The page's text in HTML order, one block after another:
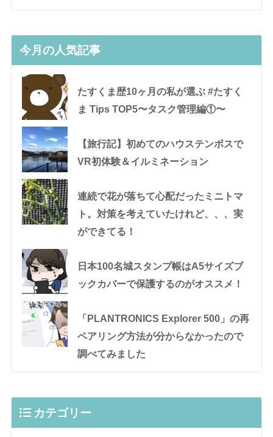
今月の人気記事
たすくま歴10ヶ月の私が選ぶ #たすく
ま Tips TOP5〜タスク管理編①〜
【旅行記】初めてのハウステンボスで
VR初体験＆イルミネーション
連続で花が落ちて心配だったミニトマ
ト。対策を考えていたけれど、、、実
ができてる！
日本100名城スタンプ帳はA5サイズブ
ックカバーで保護するのがオススメ！
「PLANTRONICS Explorer 500」の再
ペアリング方法が分からなかったので
調べてみました
カテゴリー